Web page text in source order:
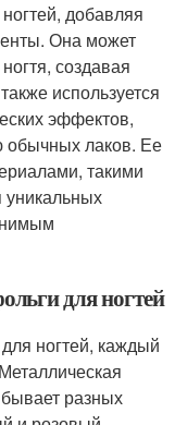
добавляя
Она может
создавая
используется
эффектов,
обычных лаков. Ее
такими
уникальных
для ногтей
ногтей, каждый
разных